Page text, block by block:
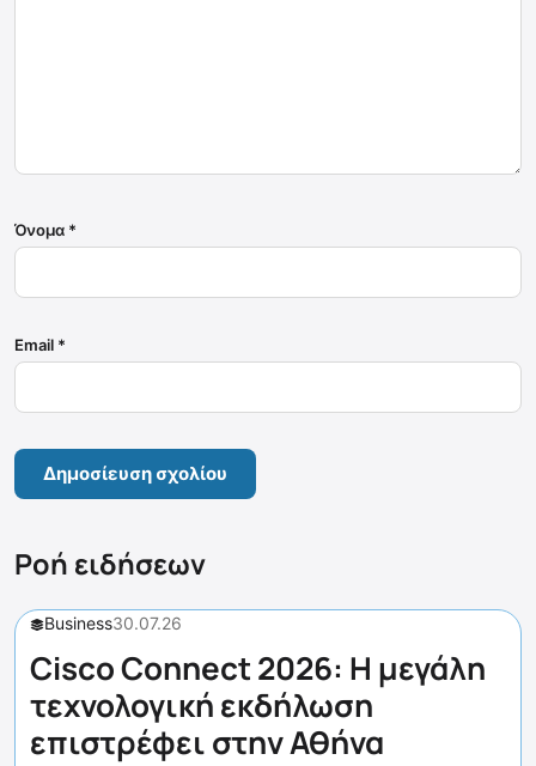
Όνομα *
Email *
Ροή ειδήσεων
Business30.07.26
Cisco Connect 2026: Η μεγάλη
τεχνολογική εκδήλωση
επιστρέφει στην Αθήνα